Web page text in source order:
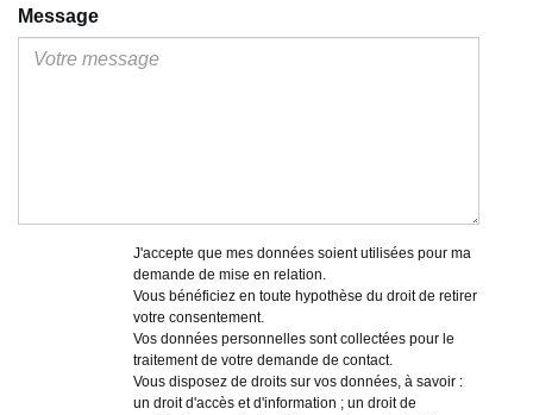
Message
J'accepte que mes données soient utilisées pour ma
demande de mise en relation.
Vous bénéficiez en toute hypothèse du droit de retirer
votre consentement.
Vos données personnelles sont collectées pour le
traitement de votre demande de contact.
Vous disposez de droits sur vos données, à savoir :
un droit d'accès et d'information ; un droit de